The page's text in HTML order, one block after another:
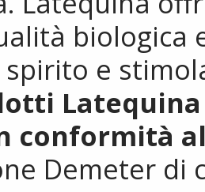
biologica
e
conformità
Demeter di